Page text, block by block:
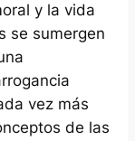
y la vida
se sumergen
vez más
de las